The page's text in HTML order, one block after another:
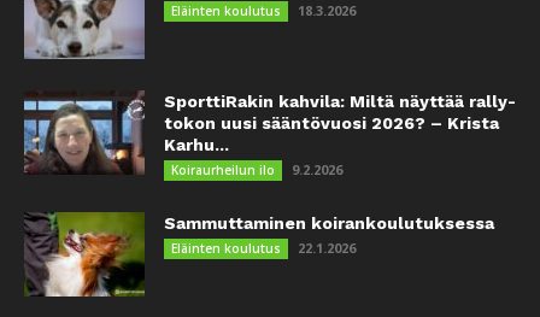
Eläinten koulutus 18.3.2026
SporttiRakin kahvila: Miltä näyttää rally-
tokon uusi sääntövuosi 2026? – Krista
Karhu...
Koiraurheilun ilo 9.2.2026
Sammuttaminen koirankoulutuksessa
Eläinten koulutus 22.1.2026